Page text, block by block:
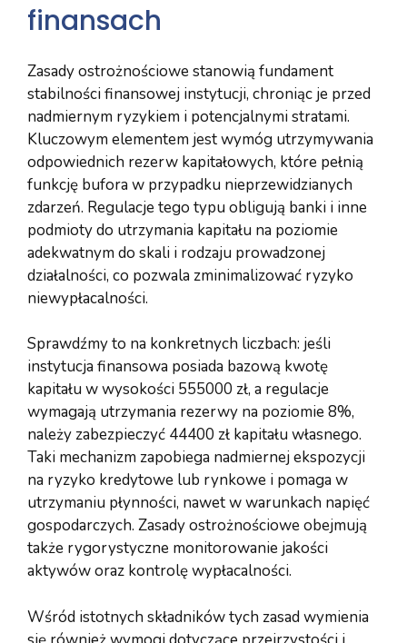
finansach
Zasady ostrożnościowe stanowią fundament
stabilności finansowej instytucji, chroniąc je przed
nadmiernym ryzykiem i potencjalnymi stratami.
Kluczowym elementem jest wymóg utrzymywania
odpowiednich rezerw kapitałowych, które pełnią
funkcję bufora w przypadku nieprzewidzianych
zdarzeń. Regulacje tego typu obligują banki i inne
podmioty do utrzymania kapitału na poziomie
adekwatnym do skali i rodzaju prowadzonej
działalności, co pozwala zminimalizować ryzyko
niewypłacalności.
Sprawdźmy to na konkretnych liczbach: jeśli
instytucja finansowa posiada bazową kwotę
kapitału w wysokości 555000 zł, a regulacje
wymagają utrzymania rezerwy na poziomie 8%,
należy zabezpieczyć 44400 zł kapitału własnego.
Taki mechanizm zapobiega nadmiernej ekspozycji
na ryzyko kredytowe lub rynkowe i pomaga w
utrzymaniu płynności, nawet w warunkach napięć
gospodarczych. Zasady ostrożnościowe obejmują
także rygorystyczne monitorowanie jakości
aktywów oraz kontrolę wypłacalności.
Wśród istotnych składników tych zasad wymienia